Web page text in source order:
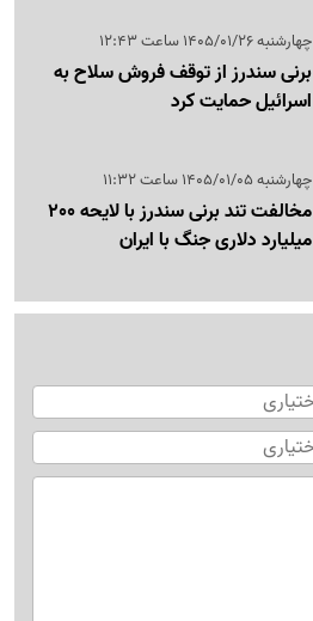
چهارشنبه 1405/01/26 ساعت 12:43
برنی سندرز از توقف فروش سلاح به
اسرائیل حمایت کرد
چهارشنبه 1405/01/05 ساعت 11:32
مخالفت تند برنی سندرز با لایحه 200
میلیارد دلاری جنگ با ایران